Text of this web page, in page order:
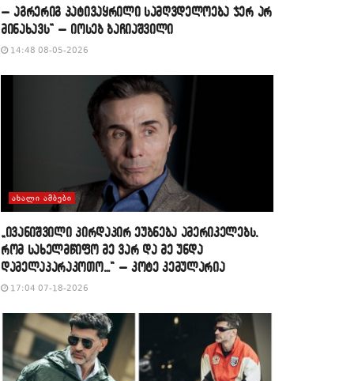
– აგრერიგ პატივაყრილი სამღვდელოება ჯერ არ
მინახავს” – იოსებ ბაჩიაშვილი
14:48 08-05-2026
ᲐᲮᲐᲚᲘ ᲐᲛᲑᲔᲑᲘ
„ივანიშვილი პირდაპირ ეუბნება ამერიკელებს,
რომ სახელმწიფო მე ვარ და მე უნდა
დამელაპარაკოთო…“ – კოტე კემულარია
17:04 07-18-2026